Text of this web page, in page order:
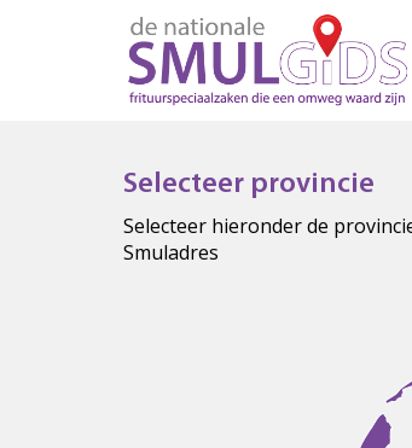
Selecteer provincie
Selecteer hieronder de
Smuladres